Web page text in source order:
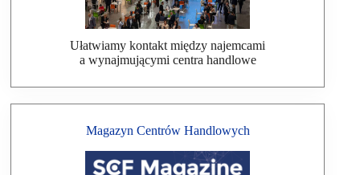
Ułatwiamy kontakt między najemcami
a wynajmującymi centra handlowe
Magazyn Centrów Handlowych